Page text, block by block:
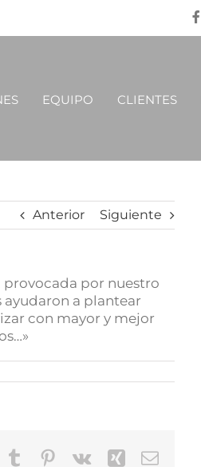
EQUIPO CLIENTES
Anterior Siguiente
por nuestro
ayudaron a plantear
con mayor y mejor
TumblrPinterest
Vk XingCorreo